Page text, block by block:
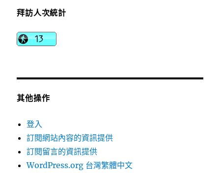
拜訪人次統計
其他操作
登入
訂閱網站內容的資訊提供
訂閱留言的資訊提供
WordPress.org 台灣繁體中文